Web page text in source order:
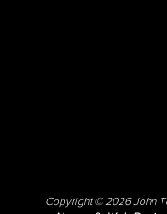
Copyright © 2026 John